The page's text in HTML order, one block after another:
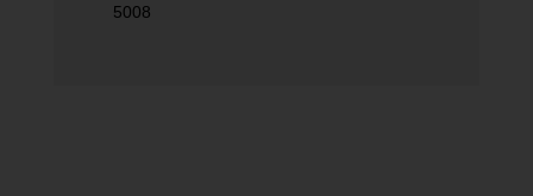
5008